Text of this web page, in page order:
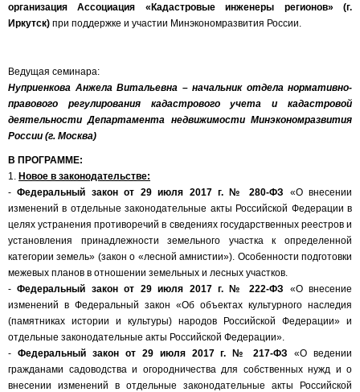
организация Ассоциация «Кадастровые инженеры регионов» (г.
Иркутск) при поддержке и участии Минэкономразвития России.
Ведущая семинара:
Нуприенкова Анжела Витальевна – начальник отдела нормативно-
правового регулирования кадастрового учета и кадастровой
деятельности Департамента недвижимости Минэкономразвития
России (г. Москва)
В ПРОГРАММЕ:
1. Новое в законодательстве:
- Федеральный закон от 29 июля 2017 г. № 280-ФЗ «О внесении
изменений в отдельные законодательные акты Российской Федерации в
целях устранения противоречий в сведениях государственных реестров и
установления принадлежности земельного участка к определенной
категории земель» (закон о «лесной амнистии»). Особенности подготовки
межевых планов в отношении земельных и лесных участков.
-Федеральный закон от 29 июля 2017 г. № 222-ФЗ «О внесение
изменений в Федеральный закон «Об объектах культурного наследия
(памятниках истории и культуры) народов Российской Федерации» и
отдельные законодательные акты Российской Федерации».
- Федеральный закон от 29 июля 2017 г. № 217-ФЗ«О ведении
гражданами садоводства и огородничества для собственных нужд и о
внесении изменений в отдельные законодательные акты Российской